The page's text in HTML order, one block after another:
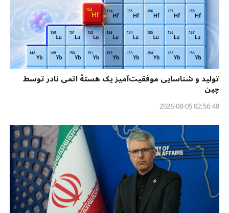
تولید و شناسایی موفقیت‌آمیز یک هستهٔ اتمی نادر توسط
چین
02:56:48 2026-08-05